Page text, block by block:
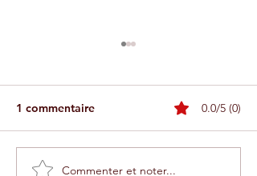
1 commentaire 0.0/5 (0)
Commenter et noter...